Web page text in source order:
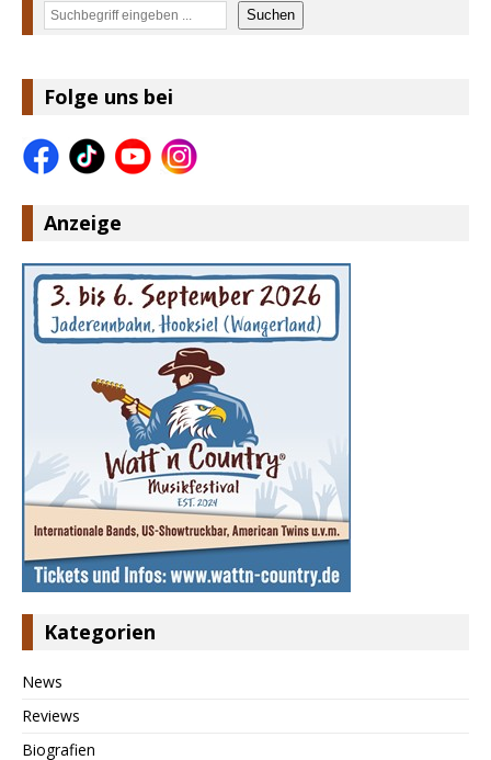
Suchen Suchen
Folge uns bei
Anzeige
Kategorien
News
Reviews
Biografien